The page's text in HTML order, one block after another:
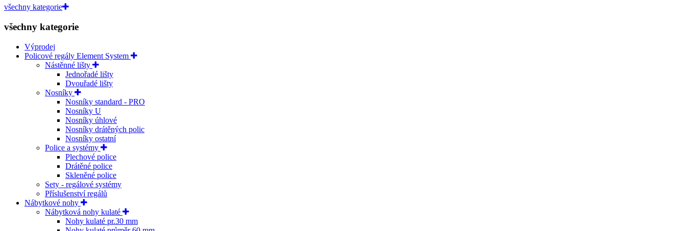
všechny kategorie
všechny kategorie
Výprodej
Policové regály Element System
Nástěnné lišty
Jednořadé lišty
Dvouřadé lišty
Nosníky
Nosníky standard - PRO
Nosníky U
Nosníky úhlové
Nosníky drátěných polic
Nosníky ostatní
Police a systémy
Plechové police
Drátěné police
Skleněné police
Sety - regálové systémy
Příslušenství regálů
Nábytkové nohy
Nábytková nohy kulaté
Nohy kulaté pr.30 mm